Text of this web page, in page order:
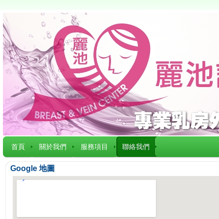
首頁 關於我們 服務項目 聯絡我們
Google 地圖